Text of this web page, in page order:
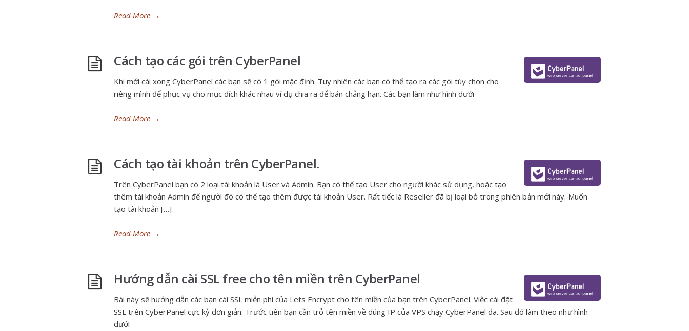
Read More →
Cách tạo các gói trên CyberPanel
Khi mới cài xong CyberPanel các bạn sẽ có 1 gói mặc định. Tuy nhiên các bạn có thể tạo ra các gói tùy chọn cho
riêng mình để phục vụ cho mục đích khác nhau ví dụ chia ra để bán chẳng hạn. Các bạn làm như hình dưới
Read More →
Cách tạo tài khoản trên CyberPanel.
Trên CyberPanel bạn có 2 loại tài khoản là User và Admin. Bạn có thể tạo User cho người khác sử dụng, hoặc tạo
thêm tài khoản Admin để người đó có thể tạo thêm được tài khoản User. Rất tiếc là Reseller đã bị loại bỏ trong phiên bản mới này. Muốn
tạo tài khoản […]
Read More →
Hướng dẫn cài SSL free cho tên miền trên CyberPanel
Bài này sẽ hướng dẫn các bạn cài SSL miễn phí của Lets Encrypt cho tên miền của bạn trên CyberPanel. Việc cài đặt
SSL trên CyberPanel cực kỳ đơn giản. Trước tiên bạn cần trỏ tên miền về dúng IP của VPS chạy CyberPanel đã. Sau đó làm theo như hình
dưới